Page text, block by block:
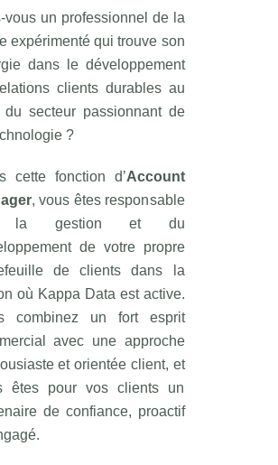
vous un professionnel de la
expérimenté qui trouve son
dans le développement
clients durables au
du secteur passionnant de
?
cette fonction d’Account
, vous êtes responsable
la gestion et du
de votre propre
de clients dans la
où Kappa Data est active.
combinez un fort esprit
avec une approche
et orientée client, et
êtes pour vos clients un
de confiance, proactif